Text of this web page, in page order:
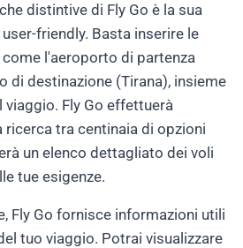
distintive di Fly Go è la sua
friendly. Basta inserire le
l'aeroporto di partenza
di destinazione (Tirana), insieme
Fly Go effettuerà
ricerca tra centinaia di opzioni
un elenco dettagliato dei voli
tue esigenze.
Fly Go fornisce informazioni utili
tuo viaggio. Potrai visualizzare